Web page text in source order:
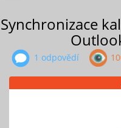
Synchronizace
1 odpovědí